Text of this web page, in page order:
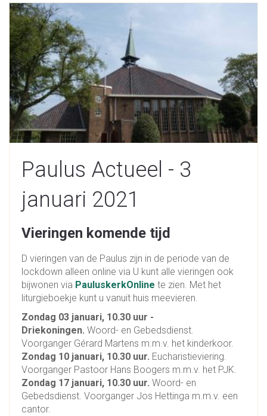
Paulus Actueel - 3
januari 2021
Vieringen komende tijd
D vieringen van de Paulus zijn in de periode van de
lockdown alleen online via U kunt alle vieringen ook
bijwonen via PauluskerkOnline te zien. Met het
liturgieboekje kunt u vanuit huis meevieren.
Zondag 03 januari, 10.30 uur -
Driekoningen. Woord- en Gebedsdienst.
Voorganger Gérard Martens m.m.v. het kinderkoor.
Zondag 10 januari, 10.30 uur. Eucharistieviering.
Voorganger Pastoor Hans Boogers m.m.v. het PJK.
Zondag 17 januari, 10.30 uur. Woord- en
Gebedsdienst. Voorganger Jos Hettinga m.m.v. een
cantor.